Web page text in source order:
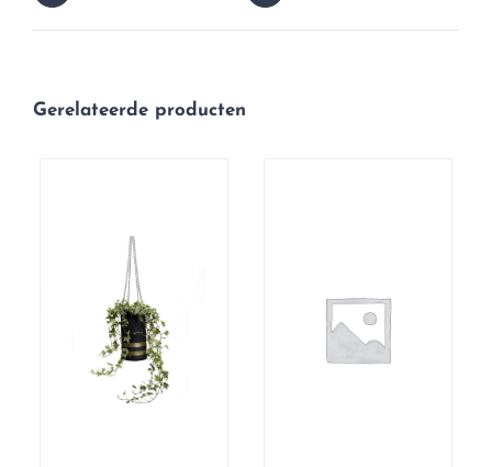
Gerelateerde producten